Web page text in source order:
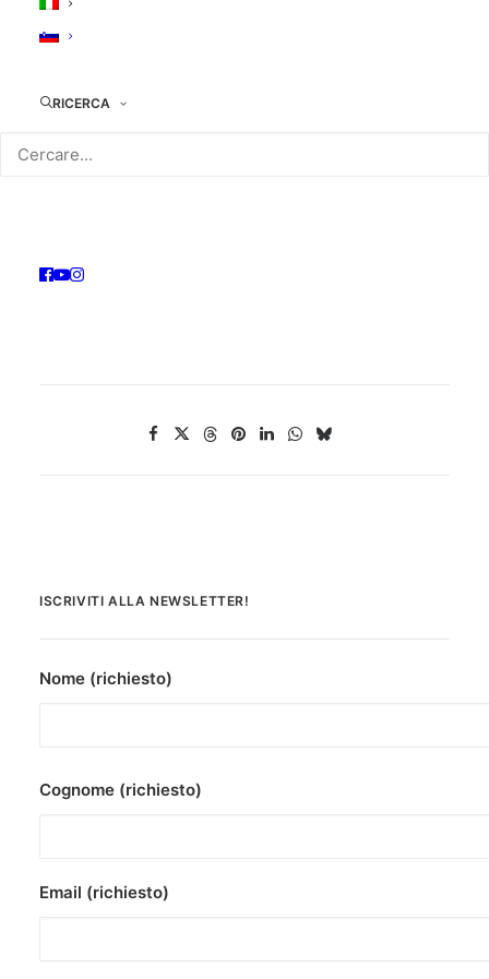
RICERCA
catalogo on-line del Sistema Regionale delle
Mediateche del Friuli Venezia Giulia.
ISCRIVITI ALLA NEWSLETTER!
Nome (richiesto)
Cognome (richiesto)
Email (richiesto)